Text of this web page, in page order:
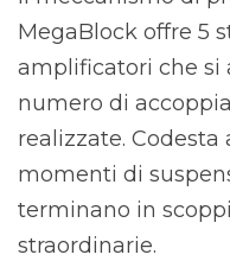
MegaBlock offre 5
amplificatori che si
numero di
realizzate.
momenti di
terminano in
straordinarie.